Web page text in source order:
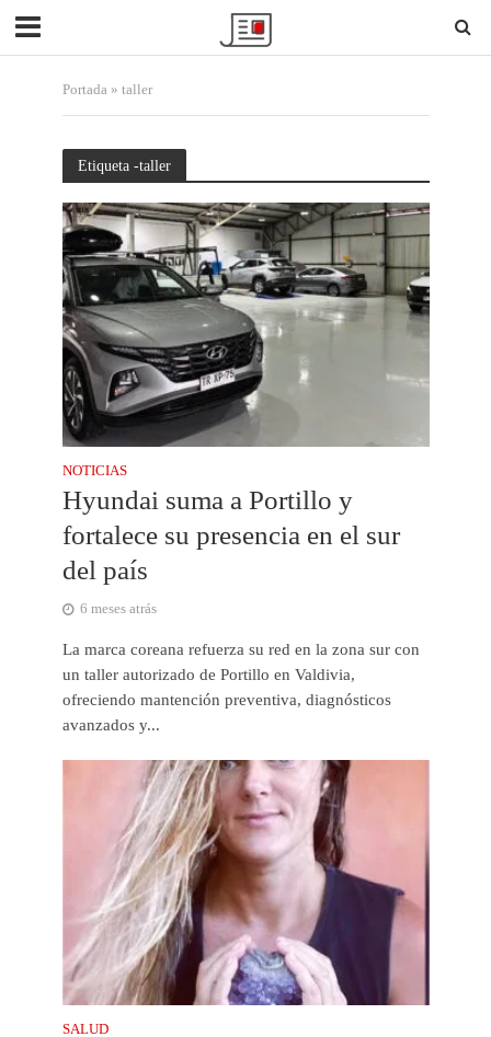
Portada» taller
Etiqueta -taller
NOTICIAS
Hyundai suma a Portillo y
fortalece su presencia en el sur
del país
6 meses atrás
La marca coreana refuerza su red en la zona sur con
un taller autorizado de Portillo en Valdivia,
ofreciendo mantención preventiva, diagnósticos
avanzados y...
SALUD